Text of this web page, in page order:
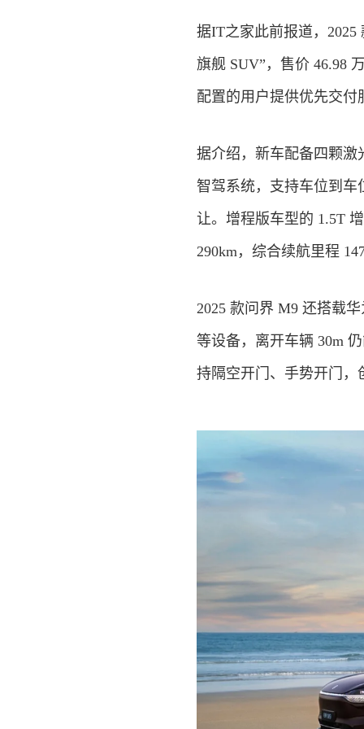
据IT之家此前报道，2025
旗舰 SUV”，售价 46.98
配置的用户提供优先交付
据介绍，新车配备四颗激
智驾系统，支持车位到
让。增程版车型的 1.5T
290km，综合续航里程
2025 款问界 M9 还搭载
等设备，离开车辆 30m
持隔空开门、手势开门，